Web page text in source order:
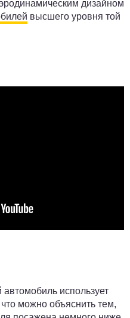
дизайном
высшего уровня той
использует
можно объяснить тем,